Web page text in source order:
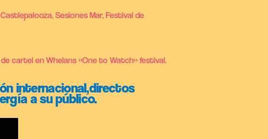
Sesiones Mar, Festival de
cartel en Whelans «One to Watch» festival.
internacional,directos
a su público.